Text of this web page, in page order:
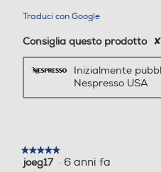
Erogatore acqua calda/va
Traduci con Google
Consiglia questo prodotto ✘
Inizialmente
Nespresso USA
★★★★★
★★★★★
5joeg17 · 6 anni fa